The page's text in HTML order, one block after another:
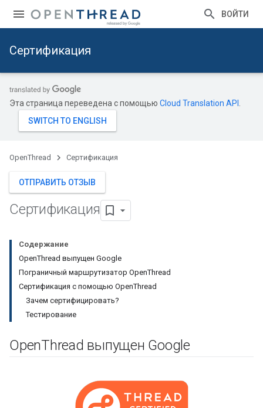
ВОЙТИ
Сертификация
Эта страница переведена с помощью Cloud Translation API
OpenThread Сертификация
ОТПРАВИТЬ ОТЗЫВ
Сертификация
Содержание
OpenThread выпущен Google
Пограничный маршрутизатор OpenThread
Сертификация с помощью OpenThread
Зачем сертифицировать?
Тестирование
OpenThread выпущен Google